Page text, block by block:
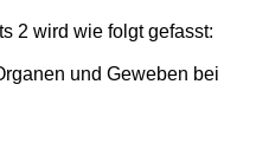
2 wird wie folgt gefasst:
und Geweben bei